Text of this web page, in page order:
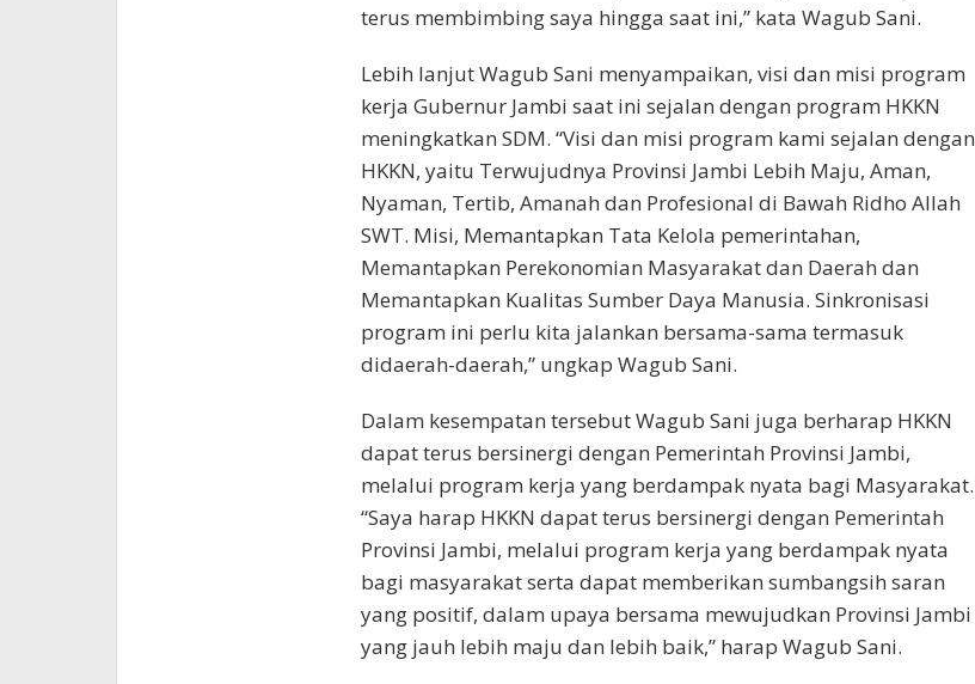
terus membimbing saya hingga saat ini,” kata Wagub Sani.
Lebih lanjut Wagub Sani menyampaikan, visi dan misi program
kerja Gubernur Jambi saat ini sejalan dengan program HKKN
meningkatkan SDM. “Visi dan misi program kami sejalan dengan
HKKN, yaitu Terwujudnya Provinsi Jambi Lebih Maju, Aman,
Nyaman, Tertib, Amanah dan Profesional di Bawah Ridho Allah
SWT. Misi, Memantapkan Tata Kelola pemerintahan,
Memantapkan Perekonomian Masyarakat dan Daerah dan
Memantapkan Kualitas Sumber Daya Manusia. Sinkronisasi
program ini perlu kita jalankan bersama-sama termasuk
didaerah-daerah,” ungkap Wagub Sani.
Dalam kesempatan tersebut Wagub Sani juga berharap HKKN
dapat terus bersinergi dengan Pemerintah Provinsi Jambi,
melalui program kerja yang berdampak nyata bagi Masyarakat.
“Saya harap HKKN dapat terus bersinergi dengan Pemerintah
Provinsi Jambi, melalui program kerja yang berdampak nyata
bagi masyarakat serta dapat memberikan sumbangsih saran
yang positif, dalam upaya bersama mewujudkan Provinsi Jambi
yang jauh lebih maju dan lebih baik,” harap Wagub Sani.